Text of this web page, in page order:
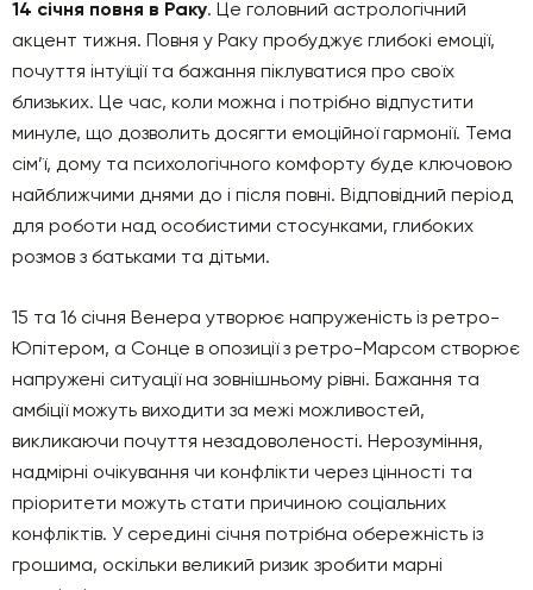
14 січня повня в Раку. Це головний астрологічний
акцент тижня. Повня у Раку пробуджує глибокі емоції,
почуття інтуїції та бажання піклуватися про своїх
близьких. Це час, коли можна і потрібно відпустити
минуле, що дозволить досягти емоційної гармонії. Тема
сім’ї, дому та психологічного комфорту буде ключовою
найближчими днями до і після повні. Відповідний період
для роботи над особистими стосунками, глибоких
розмов з батьками та дітьми.
15 та 16 січня Венера утворює напруженість із ретро-
Юпітером, а Сонце в опозиції з ретро-Марсом створює
напружені ситуації на зовнішньому рівні. Бажання та
амбіції можуть виходити за межі можливостей,
викликаючи почуття незадоволеності. Нерозуміння,
надмірні очікування чи конфлікти через цінності та
пріоритети можуть стати причиною соціальних
конфліктів. У середині січня потрібна обережність із
грошима, оскільки великий ризик зробити марні